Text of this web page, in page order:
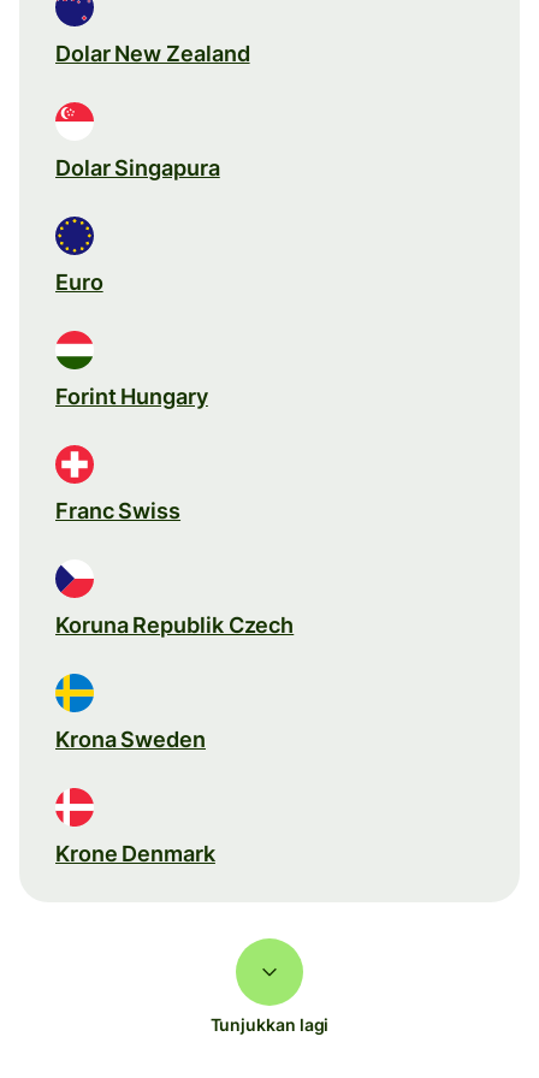
Dolar New Zealand
Dolar Singapura
Euro
Forint Hungary
Franc Swiss
Koruna Republik Czech
Krona Sweden
Krone Denmark
Tunjukkan lagi